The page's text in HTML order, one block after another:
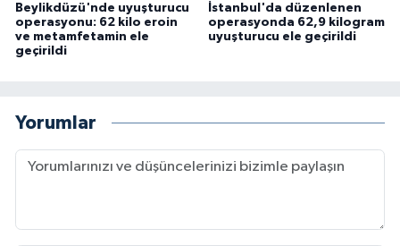
Beylikdüzü'nde uyuşturucu
operasyonu: 62 kilo eroin
ve metamfetamin ele
geçirildi
İstanbul'da düzenlenen
operasyonda 62,9 kilogram
uyuşturucu ele geçirildi
Yorumlar